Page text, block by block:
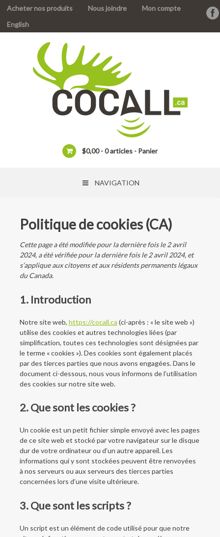
Acheter nos produits Nous joindre
Mon compte
English
$0,00 0 articles Panier
NAVIGATION
Politique de cookies (CA)
Cette page a été modifiée pour la dernière fois le 2 avril
2024, a été vérifiée pour la dernière fois le 2 avril 2024, et
s’applique aux citoyens et aux résidents permanents légaux
du Canada.
1. Introduction
Notre site web, https://cocall.ca (ci-après : « le site web »)
utilise des cookies et autres technologies liées (par
simplification, toutes ces technologies sont désignées par
le terme « cookies »). Des cookies sont également placés
par des tierces parties que nous avons engagées. Dans le
document ci-dessous, nous vous informons de l’utilisation
des cookies sur notre site web.
2. Que sont les cookies ?
Un cookie est un petit fichier simple envoyé avec les pages
de ce site web et stocké par votre navigateur sur le disque
dur de votre ordinateur ou d’un autre appareil. Les
informations qui y sont stockées peuvent être renvoyées
à nos serveurs ou aux serveurs des tierces parties
concernées lors d’une visite ultérieure.
3. Que sont les scripts ?
Un script est un élément de code utilisé pour que notre